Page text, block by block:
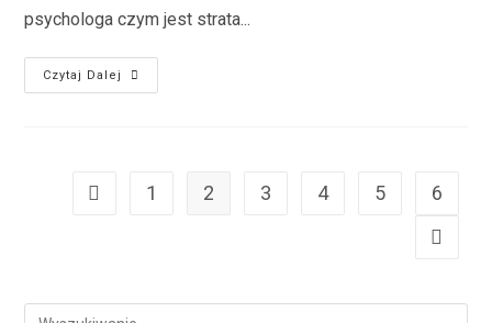
psychologa czym jest strata...
Czytaj Dalej
1 2 3 4 5 6